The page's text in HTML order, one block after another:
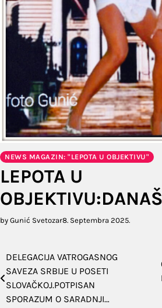
NEWS MAGAZIN: "LEPOTA U OBJEKTIVU"
LEPOTA U
by Gunić Svetozar8. Septembra 2025.
Navigacija
članaka
DELEGACIJA VATROGASNOG
SAVEZA SRBIJE U POSETI
SLOVAČKOJ.POTPISAN
SPORAZUM O SARADNJI…